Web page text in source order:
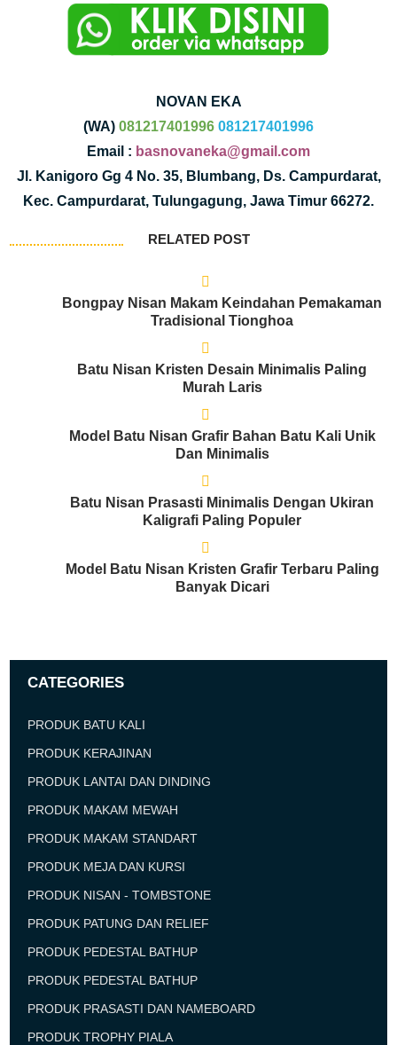
NOVAN EKA
(WA) 081217401996 081217401996
Email : basnovaneka@gmail.com
Jl. Kanigoro Gg 4 No. 35, Blumbang, Ds. Campurdarat,
Kec. Campurdarat, Tulungagung, Jawa Timur 66272.
RELATED POST
Bongpay Nisan Makam Keindahan Pemakaman
Tradisional Tionghoa
Batu Nisan Kristen Desain Minimalis Paling
Murah Laris
Model Batu Nisan Grafir Bahan Batu Kali Unik
Dan Minimalis
Batu Nisan Prasasti Minimalis Dengan Ukiran
Kaligrafi Paling Populer
Model Batu Nisan Kristen Grafir Terbaru Paling
Banyak Dicari
CATEGORIES
PRODUK BATU KALI
PRODUK KERAJINAN
PRODUK LANTAI DAN DINDING
PRODUK MAKAM MEWAH
PRODUK MAKAM STANDART
PRODUK MEJA DAN KURSI
PRODUK NISAN - TOMBSTONE
PRODUK PATUNG DAN RELIEF
PRODUK PEDESTAL BATHUP
PRODUK PEDESTAL BATHUP
PRODUK PRASASTI DAN NAMEBOARD
PRODUK TROPHY PIALA